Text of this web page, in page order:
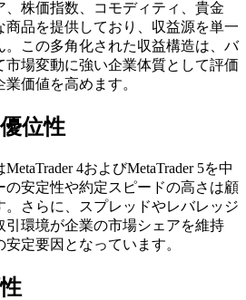
、株価指数、コモディティ、貴金
商品を提供しており、収益源を単一
。この多角化された収益構造は、バ
市場変動に強い企業体質として評価
価値を高めます。
位性
4およびMetaTrader 5を中
の安定性や約定スピードの高さは顧
さらに、スプレッドやレバレッジ
引環境が企業の市場シェアを維持
定要因となっています。